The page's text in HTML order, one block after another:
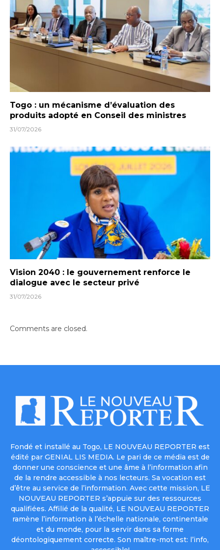
Togo : un mécanisme d’évaluation des
produits adopté en Conseil des ministres
31/07/2026
Vision 2040 : le gouvernement renforce le
dialogue avec le secteur privé
31/07/2026
Comments are closed.
Fondé et installé au Togo, LE NOUVEAU REPORTER est
édité par GENIAL LIS MEDIA. Le pari de ce média est de
donner une conscience et une âme à l’information afin
de la rendre accessible à nos lecteurs. Sa vocation est
d’être au service de l’information. Avec cette mission, LE
NOUVEAU REPORTER s’appuie sur des ressources
qualifiées. Affilié de la qualité, LE NOUVEAU REPORTER
ramène l’information à l’échelle nationale, continentale
et du monde, pour la servir dans sa forme
déontologiquement correcte. Son maître-mot est: l’info,